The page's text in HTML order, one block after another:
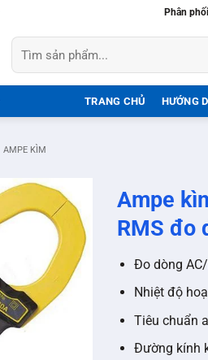
Phân
Tìm
kiếm:
TRANG CHỦ HƯỚNG
AMPE KÌM
Ampe
RMS đo
Đo dòng
Nhiệt độ
Tiêu chuẩn
Đường kính